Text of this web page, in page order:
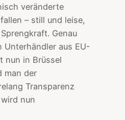
veränderte
– still und leise,
Genau
Unterhändler aus EU-
nun in Brüssel
man der
Transparenz
nun